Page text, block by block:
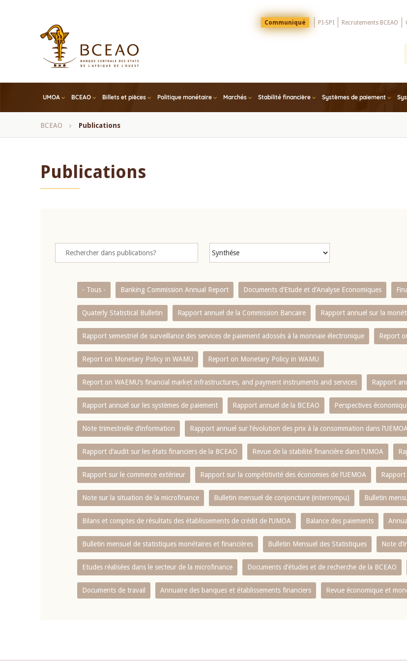
Menu
Top
Communiqué PI-SPI Recrutements BCEAO
UMOA BCEAO Billets et pièces Politique monétaire Marchés Stabilité financière Systèmes de paiement
Fil
BCEAO Publications
Publications
- Tous - Banking Commission Annual Report Documents d’Etude et d’Analyse Economiques
Quaterly Statistical Bulletin Rapport annuel de la Commission Bancaire Rapport annuel sur la
Rapport semestriel de surveillance des services de paiement adossés à la monnaie électronique Report
Report on Monetary Policy in WAMU Report on Monetary Policy in WAMU
Report on WAEMU’s financial market infrastructures, and payment instruments and services Rapport
Rapport annuel sur les systèmes de paiement Rapport annuel de la BCEAO Perspectives
Note trimestrielle d‘information Rapport annuel sur l‘évolution des prix à la consommation dans
Rapport d‘audit sur les états financiers de la BCEAO Revue de la stabilité financière dans l‘UMOA
Rapport sur le commerce extérieur Rapport sur la compétitivité des économies de l‘UEMOA
Note sur la situation de la microfinance Bulletin mensuel de conjoncture (interrompu) Bulletin
Bilans et comptes de résultats des établissements de crédit de l‘UMOA Balance des paiements
Bulletin mensuel de statistiques monétaires et financières Bulletin Mensuel des Statistiques Note
Etudes réalisées dans le secteur de la microfinance Documents d’études et de recherche de la BCEAO
Documents de travail Annuaire des banques et établissements financiers Revue économique et